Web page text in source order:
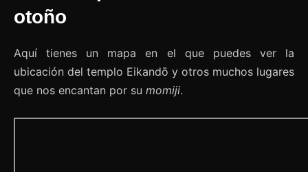
otoño
Aquí tienes un mapa en el que puedes ver la
ubicación del templo Eikandō y otros muchos lugares
que nos encantan por su momiji.